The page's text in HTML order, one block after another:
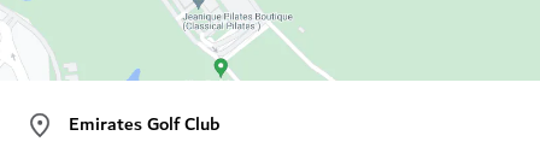
Emirates Golf Club